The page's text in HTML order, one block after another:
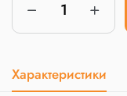
Характеристики